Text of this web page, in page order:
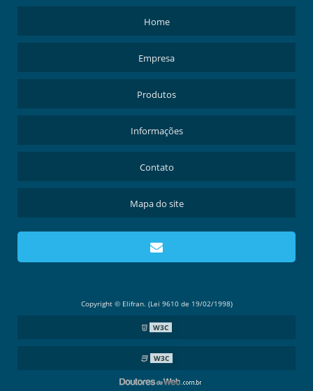
Home
Empresa
Produtos
Informações
Contato
Mapa do site
Copyright © Elifran. (Lei 9610 de 19/02/1998)
W3C
W3C